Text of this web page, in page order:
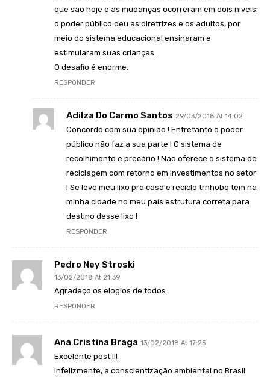
que são hoje e as mudanças ocorreram em dois níveis:
o poder público deu as diretrizes e os adultos, por
meio do sistema educacional ensinaram e
estimularam suas crianças…
O desafio é enorme.
RESPONDER
Adilza Do Carmo Santos 29/03/2018 At 14:02
Concordo com sua opinião ! Entretanto o poder
público não faz a sua parte ! O sistema de
recolhimento e precário ! Não oferece o sistema de
reciclagem com retorno em investimentos no setor
! Se levo meu lixo pra casa e reciclo trnhobq tem na
minha cidade no meu país estrutura correta para
destino desse lixo !
RESPONDER
Pedro Ney Stroski
13/02/2018 At 21:39
Agradeço os elogios de todos.
RESPONDER
Ana Cristina Braga 13/02/2018 At 17:25
Excelente post !!!
Infelizmente, a conscientização ambiental no Brasil